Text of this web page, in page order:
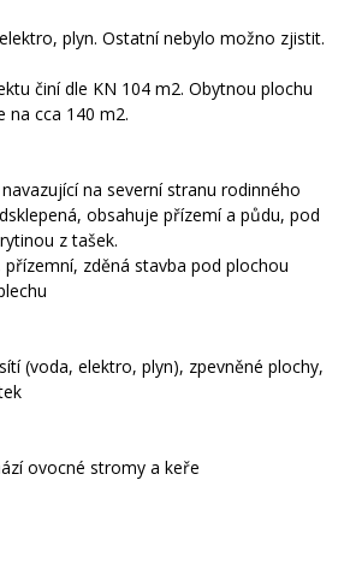
plyn. Ostatní nebylo možno zjistit.
činí dle KN 104 m2. Obytnou plochu
na cca 140 m2.
na severní stranu rodinného
obsahuje přízemí a půdu, pod
z tašek.
zděná stavba pod plochou
(voda, elektro, plyn), zpevněné plochy,
ovocné stromy a keře